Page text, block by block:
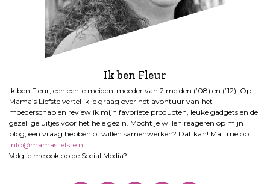
Ik ben Fleur
Ik ben Fleur, een echte meiden-moeder van 2 meiden (’08) en (’12). Op
Mama’s Liefste vertel ik je graag over het avontuur van het
moederschap en review ik mijn favoriete producten, leuke gadgets en de
gezellige uitjes voor het hele gezin. Mocht je willen reageren op mijn
blog, een vraag hebben of willen samenwerken? Dat kan! Mail me op
info@mamasliefste.nl.
Volg je me ook op de Social Media?